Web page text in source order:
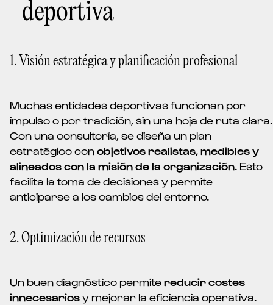
deportiva
1. Visión estratégica y planificación profesional
Muchas entidades deportivas funcionan por
impulso o por tradición, sin una hoja de ruta clara.
Con una consultoría, se diseña un plan
estratégico conobjetivos realistas, medibles y
alineados con la misión de la organización. Esto
facilita la toma de decisiones y permite
anticiparse a los cambios del entorno.
2. Optimización de recursos
Un buen diagnóstico permitereducir costes
innecesariosy mejorar la eficiencia operativa.